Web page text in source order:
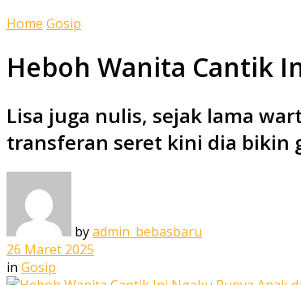
Home Gosip
Heboh Wanita Cantik
Lisa juga nulis, sejak lama
transferan seret kini dia bikin
byadmin_bebasbaru
26 Maret 2025
in Gosip